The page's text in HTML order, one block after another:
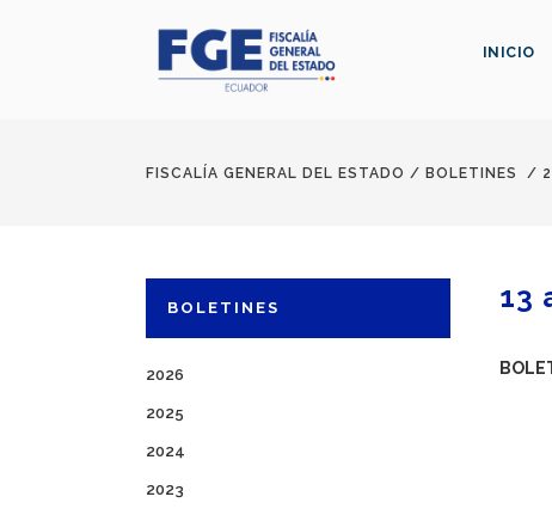
INICIO
FISCALÍA GENERAL DEL ESTADO / BOLETINES /
BOLETINES
2026
2025
2024
2023
13